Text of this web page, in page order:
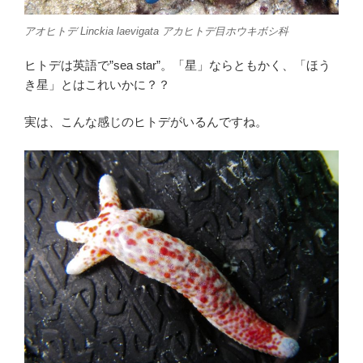
アオヒトデLinckia laevigata アカヒトデ目ホウキボシ科
ヒトデは英語で”sea star”。「星」ならともかく、「ほう
き星」とはこれいかに？？
実は、こんな感じのヒトデがいるんですね。